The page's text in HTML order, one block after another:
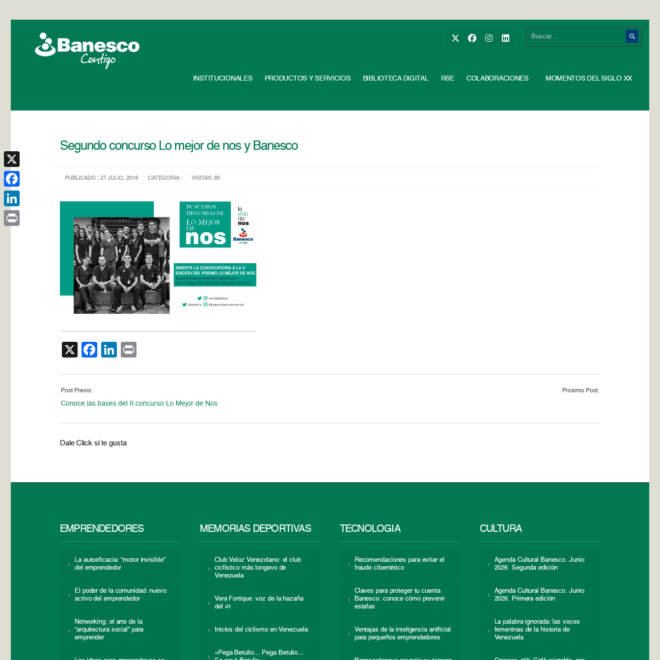
INSTITUCIONALES PRODUCTOS Y SERVICIOS BIBLIOTECA DIGITAL RSE COLABORACIONES MOMENTOS DEL SIGLO XX
Segundo concurso Lo mejor de nos y Banesco
PUBLICADO : 27 JULIO, 2019 CATEGORIA : VISITAS: 80
X Facebook
LinkedIn
Post Previo:
Conoce las bases del II concurso Lo Mejor de Nos
Proximo Post:
Dale Click si te gusta
EMPRENDEDORES
La autoeficacia: “motor invisible”
del emprendedor
El poder de la comunidad: nuevo
activo del emprendedor
Networking: el arte de la
“arquitectura social” para
emprender
MEMORIAS DEPORTIVAS
Club Veloz Venezolano: el club
ciclístico más longevo de
Venezuela
Vera Fortique: voz de la hazaña
del 41
Inicios del ciclismo en Venezuela
«Pega Betulio… Pega Betulio…
TECNOLOGÍA
Recomendaciones para evitar el
fraude cibernético
Claves para proteger tu cuenta
Banesco: conoce cómo prevenir
estafas
Ventajas de la inteligencia artificial
para pequeños emprendedores
CULTURA
Agenda Cultural Banesco. Junio
2026. Segunda edición
Agenda Cultural Banesco. Junio
2026. Primera edición
La palabra ignorada: las voces
femeninas de la historia de
Venezuela
X
Facebook
LinkedIn